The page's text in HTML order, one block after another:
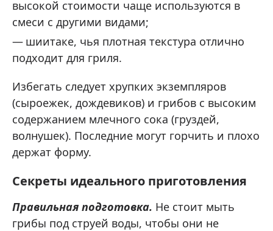
высокой стоимости чаще используются в
смеси с другими видами;
шиитаке, чья плотная текстура отлично
подходит для гриля.
Избегать следует хрупких экземпляров
(сыроежек, дождевиков) и грибов с высоким
содержанием млечного сока (груздей,
волнушек). Последние могут горчить и плохо
держат форму.
Секреты идеального приготовления
Правильная подготовка. Не стоит мыть
грибы под струей воды, чтобы они не